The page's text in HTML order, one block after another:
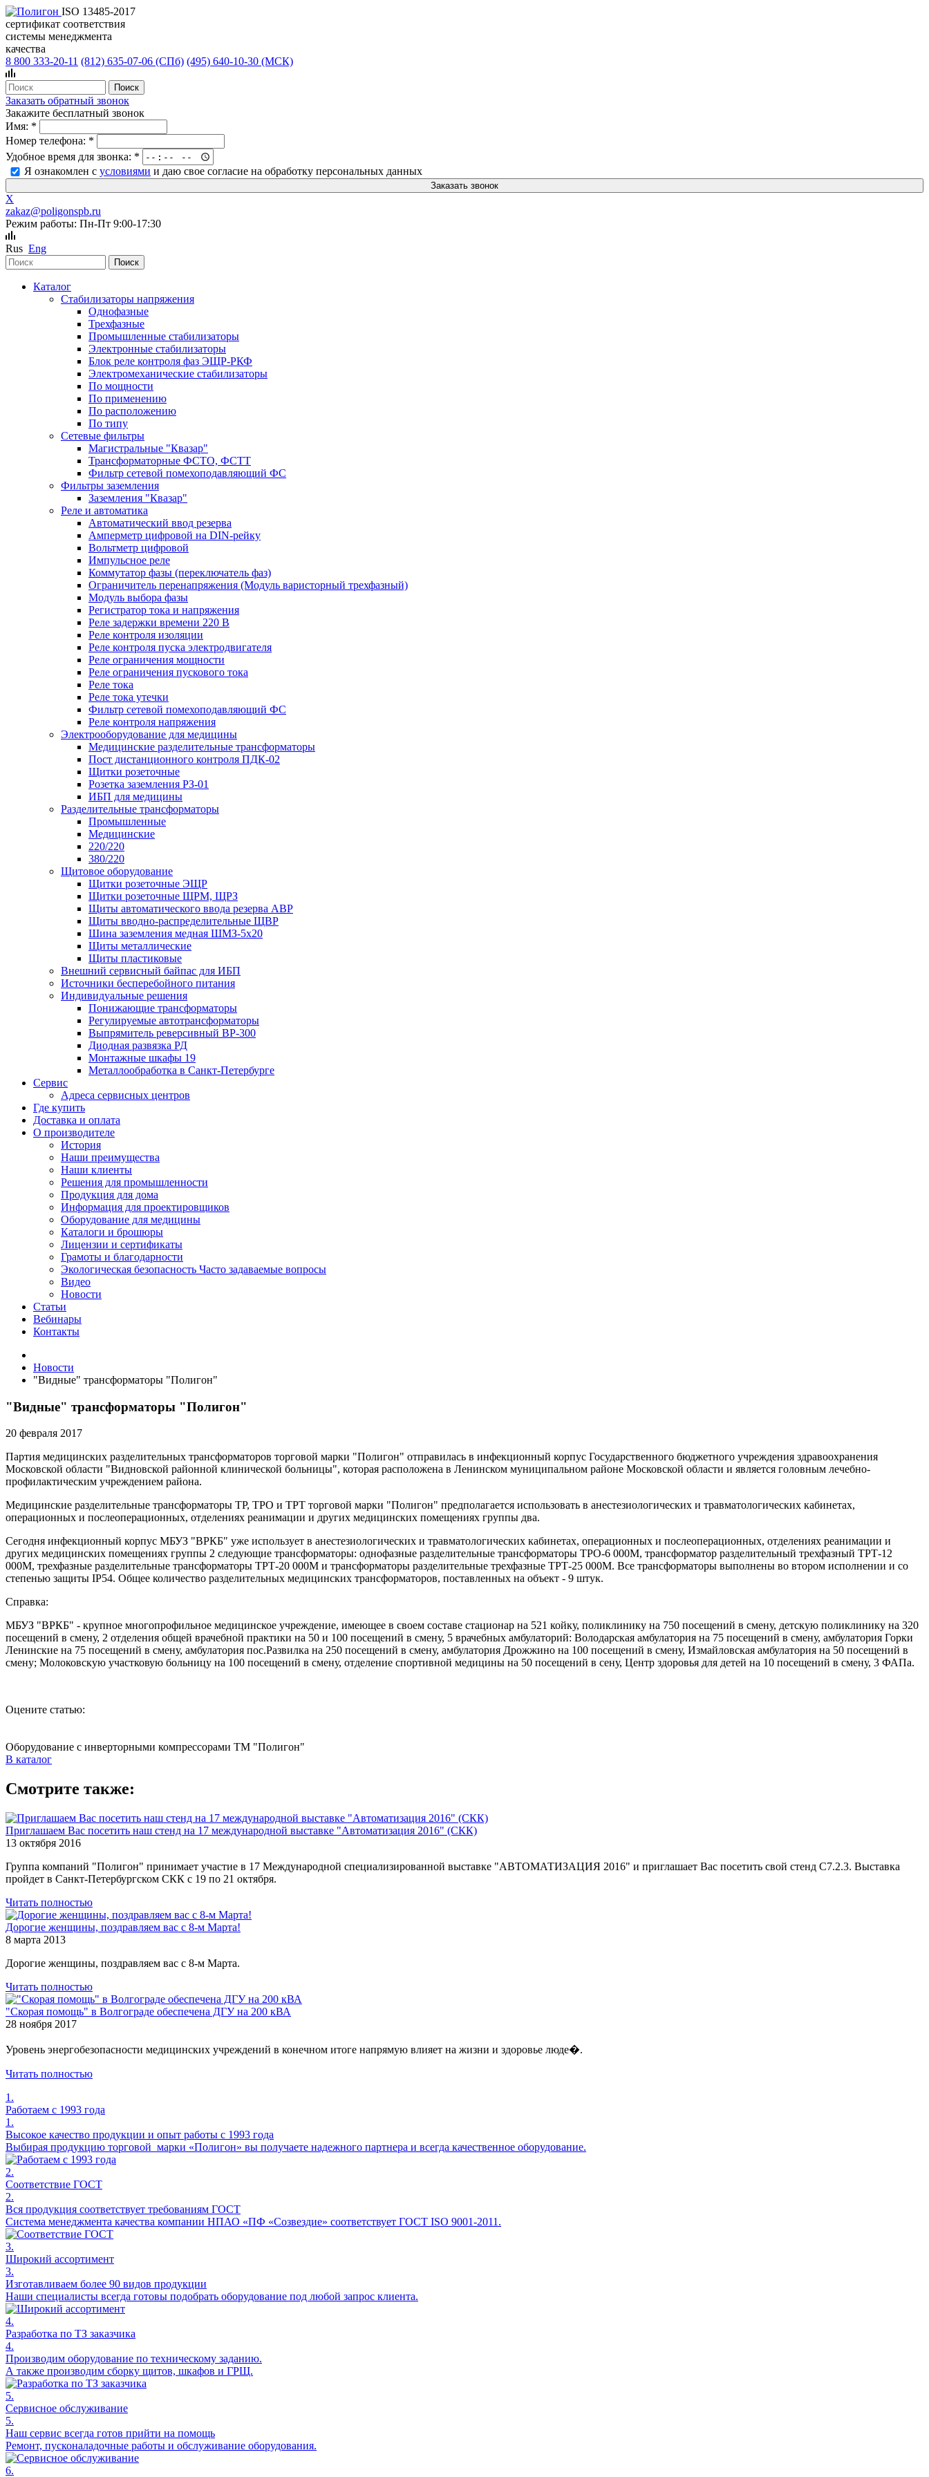
ISO 13485-2017
сертификат соответствия
системы менеджмента
качества
8 800 333-20-11 (812) 635-07-06 (СПб) (495) 640-10-30 (МСК)
Заказать обратный звонок
Закажите бесплатный звонок
Имя: *
Номер телефона: *
Удобное время для звонка: *
Я ознакомлен с условиями и даю свое согласие на обработку персональных данных
X
zakaz@poligonspb.ru
Режим работы: Пн-Пт 9:00-17:30
Rus Eng
Каталог
Стабилизаторы напряжения
Однофазные
Трехфазные
Промышленные стабилизаторы
Электронные стабилизаторы
Блок реле контроля фаз ЭЩР-РКФ
Электромеханические стабилизаторы
По мощности
По применению
По расположению
По типу
Сетевые фильтры
Магистральные "Квазар"
Трансформаторные ФСТО, ФСТТ
Фильтр сетевой помехоподавляющий ФС
Фильтры заземления
Заземления "Квазар"
Реле и автоматика
Автоматический ввод резерва
Амперметр цифровой на DIN-рейку
Вольтметр цифровой
Импульсное реле
Коммутатор фазы (переключатель фаз)
Ограничитель перенапряжения (Модуль варисторный трехфазный)
Модуль выбора фазы
Регистратор тока и напряжения
Реле задержки времени 220 В
Реле контроля изоляции
Реле контроля пуска электродвигателя
Реле ограничения мощности
Реле ограничения пускового тока
Реле тока
Реле тока утечки
Фильтр сетевой помехоподавляющий ФС
Реле контроля напряжения
Электрооборудование для медицины
Медицинские разделительные трансформаторы
Пост дистанционного контроля ПДК-02
Щитки розеточные
Розетка заземления РЗ-01
ИБП для медицины
Разделительные трансформаторы
Промышленные
Медицинские
220/220
380/220
Щитовое оборудование
Щитки розеточные ЭЩР
Щитки розеточные ЩРМ, ЩРЗ
Щиты автоматического ввода резерва АВР
Щиты вводно-распределительные ЩВР
Шина заземления медная ШМЗ-5х20
Щиты металлические
Щиты пластиковые
Внешний сервисный байпас для ИБП
Источники бесперебойного питания
Индивидуальные решения
Понижающие трансформаторы
Регулируемые автотрансформаторы
Выпрямитель реверсивный ВР-300
Диодная развязка РД
Монтажные шкафы 19
Металлообработка в Санкт-Петербурге
Сервис
Адреса сервисных центров
Где купить
Доставка и оплата
О производителе
История
Наши преимущества
Наши клиенты
Решения для промышленности
Продукция для дома
Информация для проектировщиков
Оборудование для медицины
Каталоги и брошюры
Лицензии и сертификаты
Грамоты и благодарности
Экологическая безопасность Часто задаваемые вопросы
Видео
Новости
Статьи
Вебинары
Контакты
Новости
"Видные" трансформаторы "Полигон"
"Видные" трансформаторы "Полигон"
20 февраля 2017
Партия медицинских разделительных трансформаторов торговой марки "Полигон" отправилась в инфекционный корпус Государственного бюджетного учреждения здравоохранения
Московской области "Видновской районной клинической больницы", которая расположена в Ленинском муниципальном районе Московской области и является головным лечебно-
профилактическим учреждением района.
Медицинские разделительные трансформаторы ТР, ТРО и ТРТ торговой марки "Полигон" предполагается использовать в анестезиологических и травматологических кабинетах,
операционных и послеоперационных, отделениях реанимации и других медицинских помещениях группы два.
Сегодня инфекционный корпус МБУЗ "ВРКБ" уже использует в анестезиологических и травматологических кабинетах, операционных и послеоперационных, отделениях реанимации и
других медицинских помещениях группы 2 следующие трансформаторы: однофазные разделительные трансформаторы ТРО-6 000М, трансформатор разделительный трехфазный ТРТ-12
000М, трехфазные разделительные трансформаторы ТРТ-20 000М и трансформаторы разделительные трехфазные ТРТ-25 000М. Все трансформаторы выполнены во втором исполнении и со
степенью защиты IP54. Общее количество разделительных медицинских трансформаторов, поставленных на объект - 9 штук.
Справка:
МБУЗ "ВРКБ" - крупное многопрофильное медицинское учреждение, имеющее в своем составе стационар на 521 койку, поликлинику на 750 посещений в смену, детскую поликлинику на 320
посещений в смену, 2 отделения общей врачебной практики на 50 и 100 посещений в смену, 5 врачебных амбулаторий: Володарская амбулатория на 75 посещений в смену, амбулатория Горки
Ленинские на 75 посещений в смену, амбулатория пос.Развилка на 250 посещений в смену, амбулатория Дрожжино на 100 посещений в смену, Измайловская амбулатория на 50 посещений в
смену; Молоковскую участковую больницу на 100 посещений в смену, отделение спортивной медицины на 50 посещений в сену, Центр здоровья для детей на 10 посещений в смену, 3 ФАПа.
Оцените статью:
Оборудование с инверторными компрессорами ТМ "Полигон"
В каталог
Смотрите также:
Приглашаем Вас посетить наш стенд на 17 международной выставке "Автоматизация 2016" (СКК)
13 октября 2016
Группа компаний "Полигон" принимает участие в 17 Международной специализированной выставке "АВТОМАТИЗАЦИЯ 2016" и приглашает Вас посетить свой стенд С7.2.3. Выставка
пройдет в Санкт-Петербургском СКК с 19 по 21 октября.
Читать полностью
Дорогие женщины, поздравляем вас с 8-м Марта!
8 марта 2013
Дорогие женщины, поздравляем вас с 8-м Марта.
Читать полностью
"Скорая помощь" в Волгограде обеспечена ДГУ на 200 кВА
28 ноября 2017
Уровень энергобезопасности медицинских учреждений в конечном итоге напрямую влияет на жизни и здоровье люде�.
Читать полностью
1.
Работаем с 1993 года
1.
Высокое качество продукции и опыт работы с 1993 года
Выбирая продукцию торговой марки «Полигон» вы получаете надежного партнера и всегда качественное оборудование.
2.
Соответствие ГОСТ
2.
Вся продукция соответствует требованиям ГОСТ
Система менеджмента качества компании НПАО «ПФ «Созвездие» соответствует ГОСТ ISO 9001-2011.
3.
Широкий ассортимент
3.
Изготавливаем более 90 видов продукции
Наши специалисты всегда готовы подобрать оборудование под любой запрос клиента.
4.
Разработка по ТЗ заказчика
4.
Производим оборудование по техническому заданию.
А также производим сборку щитов, шкафов и ГРЩ.
5.
Сервисное обслуживание
5.
Наш сервис всегда готов прийти на помощь
Ремонт, пусконаладочные работы и обслуживание оборудования.
6.